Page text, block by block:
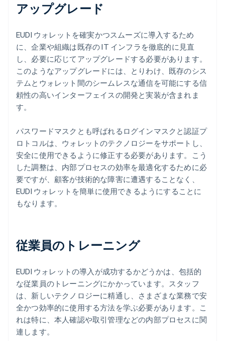
アップグレード
EUDI ウォレットを確実かつスムーズに導入するため
に、企業や組織は既存の IT インフラを徹底的に見直
し、必要に応じてアップグレードする必要があります。
このようなアップグレードには、とりわけ、既存のシス
テムとウォレット間のシームレスな通信を可能にする信
頼性の高いインターフェイスの開発と実装が含まれま
す。
パスワードマスクとも呼ばれるログインマスクと認証プ
ロトコルは、ウォレットのテクノロジーをサポートし、
安全に使用できるように修正する必要があります。こう
した調整は、内部プロセスの効率を最適化するために必
要ですが、顧客が技術的な障害に遭遇することなく、
EUDI ウォレットを簡単に使用できるようにすることに
もなります。
従業員のトレーニング
EUDI ウォレットの導入が成功するかどうかは、包括的
な従業員のトレーニングにかかっています。スタッフ
は、新しいテクノロジーに精通し、さまざまな業務で安
全かつ効率的に使用する方法を学ぶ必要があります。こ
れは特に、本人確認や取引管理などの内部プロセスに関
連します。